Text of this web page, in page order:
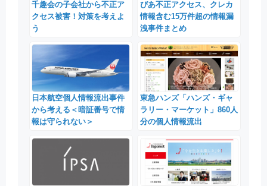
千趣会の子会社から不正ア
クセス被害！対策を考えよ
う
ぴあ不正アクセス、クレカ
情報含む15万件超の情報漏
洩事件まとめ
日本航空個人情報流出事件
から考える＜暗証番号で情
報は守られない＞
東急ハンズ「ハンズ・ギャ
ラリー・マーケット」860人
分の個人情報流出